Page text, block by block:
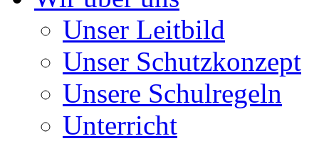
Unser Leitbild
Unser Schutzkonzept
Unsere Schulregeln
Unterricht